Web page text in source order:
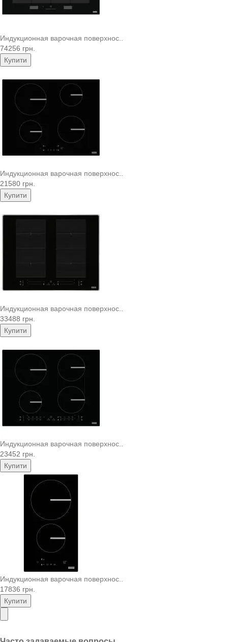
Индукционная варочная поверхнос..
74256 грн.
Купити
Индукционная варочная поверхнос..
21580 грн.
Купити
Индукционная варочная поверхнос..
33488 грн.
Купити
Индукционная варочная поверхнос..
23452 грн.
Купити
Индукционная варочная поверхнос..
17836 грн.
Купити